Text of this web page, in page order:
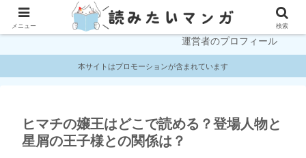
プライバシーポリシー お問い合わせ
運営者のプロフィール
本サイトはプロモーションが含まれています
ヒマチの嬢王はどこで読める？登場人物と
星屑の王子様との関係は？
メニュー 検索